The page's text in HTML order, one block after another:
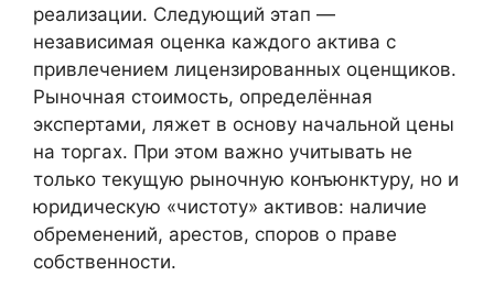
реализации. Следующий этап —
независимая оценка каждого актива с
привлечением лицензированных оценщиков.
Рыночная стоимость, определённая
экспертами, ляжет в основу начальной цены
на торгах. При этом важно учитывать не
только текущую рыночную конъюнктуру, но и
юридическую «чистоту» активов: наличие
обременений, арестов, споров о праве
собственности.